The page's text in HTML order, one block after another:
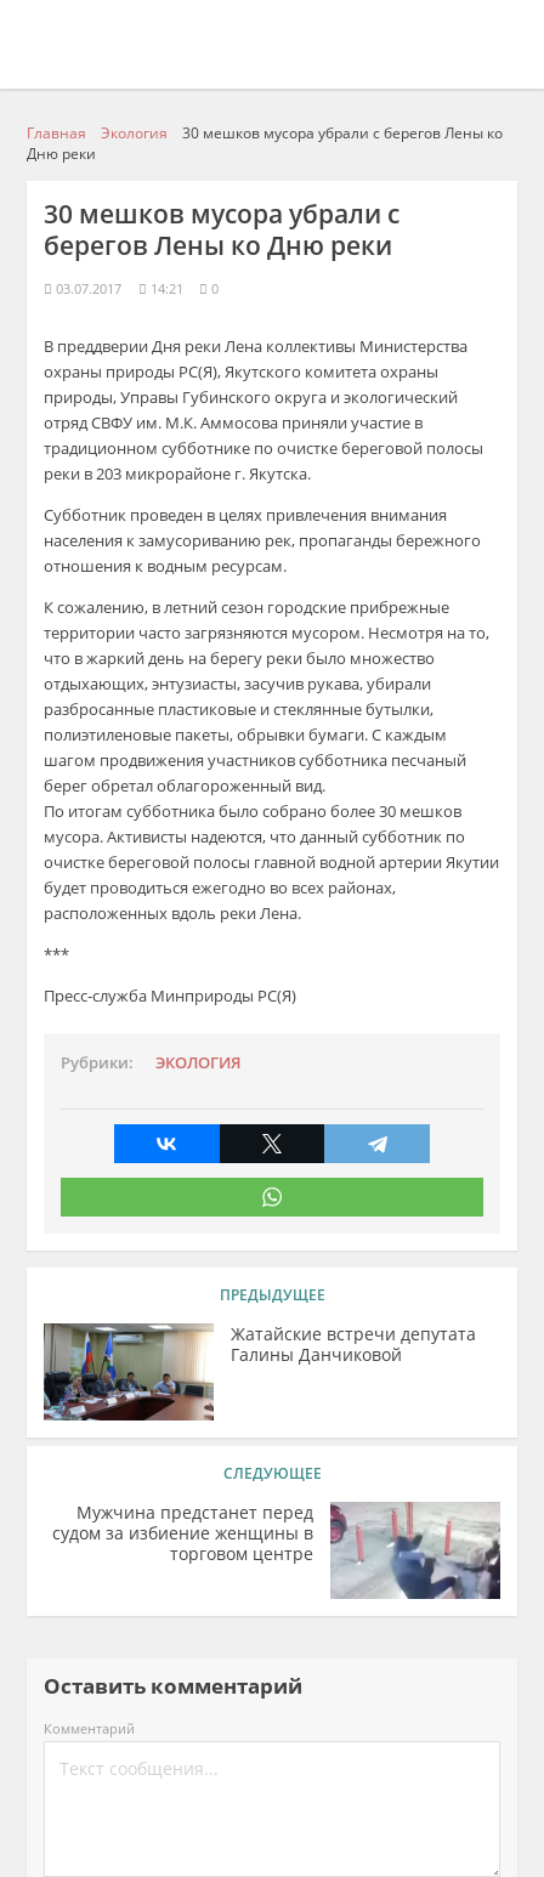
Главная Экология
30 мешков мусора убрали с берегов Лены ко
Дню реки
30 мешков мусора убрали с
берегов Лены ко Дню реки
03.07.2017 14:21 0
В преддверии Дня реки Лена коллективы Министерства
охраны природы РС(Я), Якутского комитета охраны
природы, Управы Губинского округа и экологический
отряд СВФУ им. М.К. Аммосова приняли участие в
традиционном субботнике по очистке береговой полосы
реки в 203 микрорайоне г. Якутска.
Субботник проведен в целях привлечения внимания
населения к замусориванию рек, пропаганды бережного
отношения к водным ресурсам.
К сожалению, в летний сезон городские прибрежные
территории часто загрязняются мусором. Несмотря на то,
что в жаркий день на берегу реки было множество
отдыхающих, энтузиасты, засучив рукава, убирали
разбросанные пластиковые и стеклянные бутылки,
полиэтиленовые пакеты, обрывки бумаги. С каждым
шагом продвижения участников субботника песчаный
берег обретал облагороженный вид.
По итогам субботника было собрано более 30 мешков
мусора. Активисты надеются, что данный субботник по
очистке береговой полосы главной водной артерии Якутии
будет проводиться ежегодно во всех районах,
расположенных вдоль реки Лена.
***
Пресс-служба Минприроды РС(Я)
Рубрики: ЭКОЛОГИЯ
ПРЕДЫДУЩЕЕ
Жатайские встречи депутата
Галины Данчиковой
СЛЕДУЮЩЕЕ
Мужчина предстанет перед
судом за избиение женщины в
торговом центре
Оставить комментарий
Комментарий